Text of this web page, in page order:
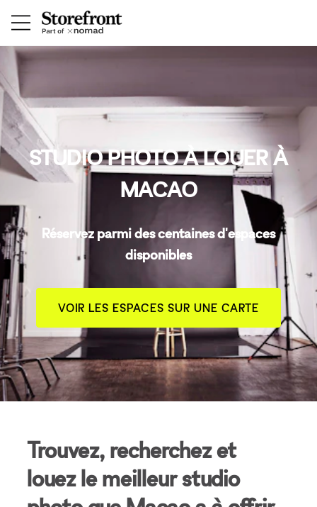
STUDIO PHOTO À LOUER À
MACAO
Réservez parmi des centaines d'espaces
disponibles
VOIR LES ESPACES SUR UNE CARTE
Trouvez, recherchez et
louez le meilleur studio